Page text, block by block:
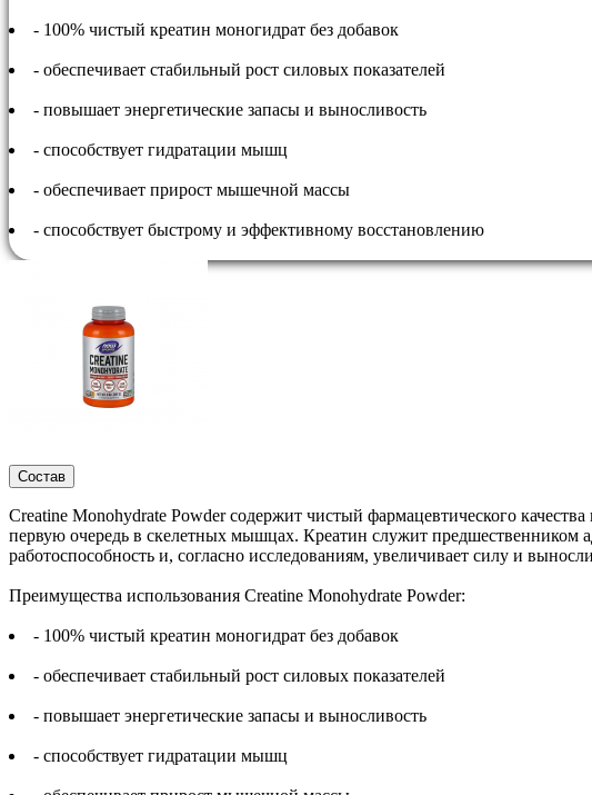
- 100% чистый креатин моногидрат без добавок
- обеспечивает стабильный рост силовых показателей
- повышает энергетические запасы и выносливость
- способствует гидратации мышц
- обеспечивает прирост мышечной массы
- способствует быстрому и эффективному восстановлению
Состав
Creatine Monohydrate Powder содержит чистый фармацевтического
первую очередь в скелетных мышцах. Креатин служит
работоспособность и, согласно исследованиям, увеличивает силу и
Преимущества использования Creatine Monohydrate Powder:
- 100% чистый креатин моногидрат без добавок
- обеспечивает стабильный рост силовых показателей
- повышает энергетические запасы и выносливость
- способствует гидратации мышц